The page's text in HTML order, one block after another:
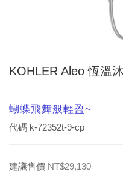
KOHLER Aleo 恆溫
蝴蝶飛舞般輕盈~
代碼 k-72352t-9-cp
建議售價 NT$29,130